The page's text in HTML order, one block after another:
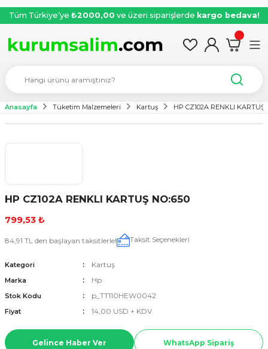
Tüm Türkiye’ye ₺2000,00 ve üzeri siparişlerde kargo bedava!
Anasayfa Tüketim Malzemeleri Kartuş HP CZ102A RENKLI KARTUŞ
HP CZ102A RENKLI KARTUŞ NO:650
799,53 ₺
84,91 TL den başlayan taksitlerle! Taksit Seçenekleri
Kategori Kartuş
Marka Hp
Stok Kodu p_TT110HEW0042
Fiyat 14,00 USD + KDV
Gelince Haber Ver WhatsApp Sipariş